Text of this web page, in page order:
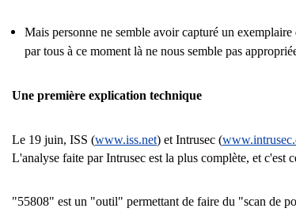
Mais personne ne semble avoir capturé un
par tous à ce moment là ne nous semble pas
Une première explication technique
Le 19 juin, ISS (www.iss.net) et Intrusec (
L'analyse faite par Intrusec est la plus complète, et c'est
"55808" est un "outil" permettant de faire du "scan de